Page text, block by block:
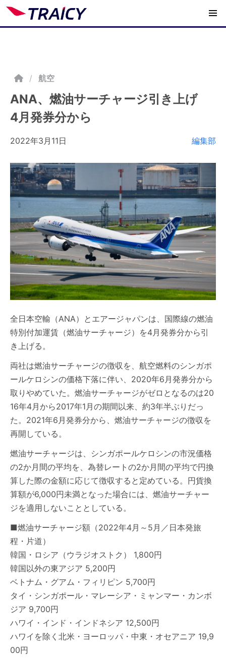
/ 航空
ANA、燃油サーチャージ引き上げ
4月発券分から
2022年3月11日 編集部
全日本空輸（ANA）とエアージャパンは、国際線の燃油
特別付加運賃（燃油サーチャージ）を4月発券分から引
き上げる。
両社は燃油サーチャージの徴収を、航空燃料のシンガポ
ールケロシンの価格下落に伴い、2020年6月発券分から
取りやめていた。燃油サーチャージがゼロとなるのは20
16年4月から2017年1月の期間以来、約3年半ぶりだっ
た。2021年6月発券分から、燃油サーチャージの徴収を
再開している。
燃油サーチャージは、シンガポールケロシンの市況価格
の2か月間の平均を、為替レートの2か月間の平均で円換
算した際の金額に応じて徴収すると定めている。円貨換
算額が6,000円未満となった場合には、燃油サーチャー
ジを適用しないこととしている。
■燃油サーチャージ額（2022年4月～5月／日本発旅
程・片道）
韓国・ロシア（ウラジオストク） 1,800円
韓国以外の東アジア 5,200円
ベトナム・グアム・フィリピン 5,700円
タイ・シンガポール・マレーシア・ミャンマー・カンボ
ジア 9,700円
ハワイ・インド・インドネシア 12,500円
ハワイを除く北米・ヨーロッパ・中東・オセアニア 19,9
00円